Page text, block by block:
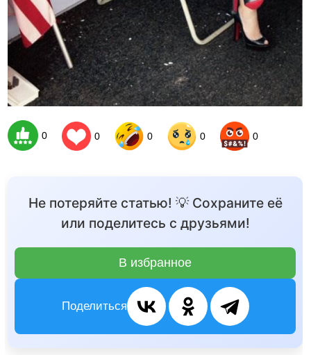
0 0 0 0 0
Не потеряйте статью! 💡 Сохраните её
или поделитесь с друзьями!
В избранное
Поделиться